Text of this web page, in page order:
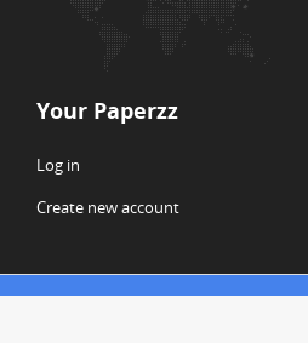
Your Paperzz
Log in
Create new account